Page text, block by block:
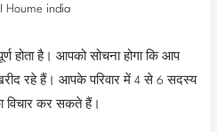
Houme india
होता है। आपको सोचना होगा कि आप
रहे हैं। आपके परिवार में 4 से 6 सदस्य
विचार कर सकते हैं।